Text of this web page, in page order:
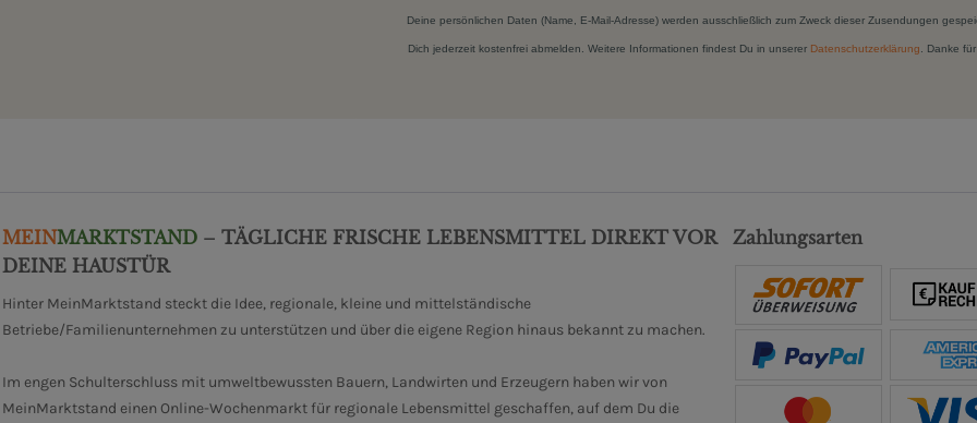
Deine persönlichen Daten (Name, E-Mail-Adresse) werden ausschließlich zum Zweck dieser Zusendungen
Dich jederzeit kostenfrei abmelden. Weitere Informationen findest Du in unserer Datenschutzerklärung . Danke
MEINMARKTSTAND – TÄGLICHE FRISCHE LEBENSMITTEL DIREKT VOR
DEINE HAUSTÜR
Hinter MeinMarktstand steckt die Idee, regionale, kleine und mittelständische
Betriebe/Familienunternehmen zu unterstützen und über die eigene Region hinaus bekannt zu machen.
Im engen Schulterschluss mit umweltbewussten Bauern, Landwirten und Erzeugern haben wir von
MeinMarktstand einen Online-Wochenmarkt für regionale Lebensmittel geschaffen, auf dem Du die
Zahlungsarten